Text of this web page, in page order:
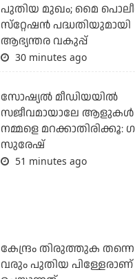
പുതിയ മുഖം; മൈ
സ്‌റ്റേഷന്‍ പദ്ധതിയുമായി
ആഭ്യന്തര വകുപ്പ്
30 minutes ago
സോഷ്യൽ മീഡിയയിൽ
സജീവമായാലേ ആളുകൾ
നമ്മളെ മറക്കാതിരിക്കൂ:
സുരേഷ്
51 minutes ago
കേന്ദ്രം തിരുത്തുക തന്നെ
വരും പുതിയ പിള്ളേരാണ്